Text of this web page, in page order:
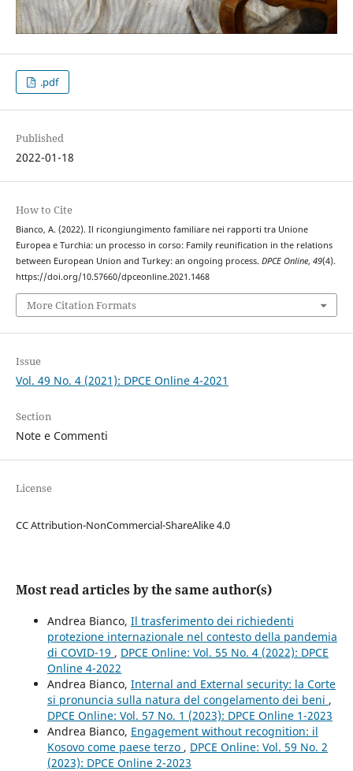
.pdf
Published
2022-01-18
How to Cite
Bianco, A. (2022). Il ricongiungimento familiare nei rapporti tra Unione
Europea e Turchia: un processo in corso: Family reunification in the relations
between European Union and Turkey: an ongoing process. DPCE Online, 49(4).
https://doi.org/10.57660/dpceonline.2021.1468
More Citation Formats
Issue
Vol. 49 No. 4 (2021): DPCE Online 4-2021
Section
Note e Commenti
License
CC Attribution-NonCommercial-ShareAlike 4.0
Most read articles by the same author(s)
Andrea Bianco, Il trasferimento dei richiedenti
protezione internazionale nel contesto della pandemia
di COVID-19 , DPCE Online: Vol. 55 No. 4 (2022): DPCE
Online 4-2022
Andrea Bianco, Internal and External security: la Corte
si pronuncia sulla natura del congelamento dei beni ,
DPCE Online: Vol. 57 No. 1 (2023): DPCE Online 1-2023
Andrea Bianco, Engagement without recognition: il
Kosovo come paese terzo , DPCE Online: Vol. 59 No. 2
(2023): DPCE Online 2-2023